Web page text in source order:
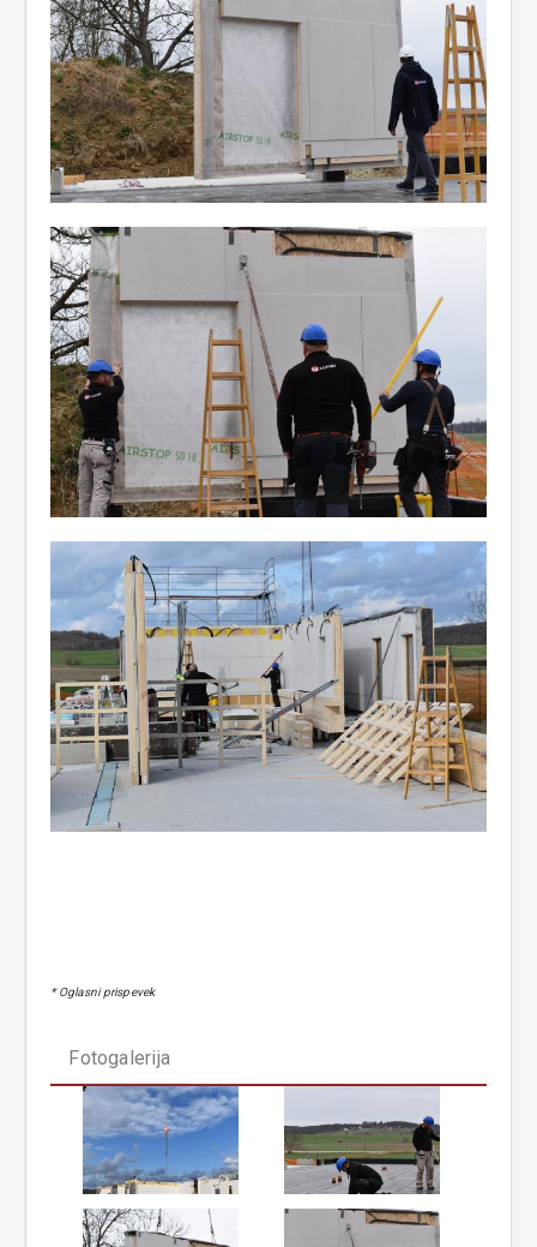
* Oglasni prispevek
Fotogalerija